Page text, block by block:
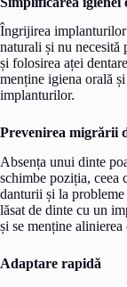
Îngrijirea implanturilor
naturali și nu necesită
și folosirea aței
menține igiena orală
implanturilor.
Prevenirea migrării
Absența unui dinte
schimbe poziția, ceea
danturii și la
lăsat de dinte cu un
și se menține
Adaptare rapidă